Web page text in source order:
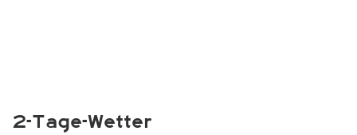
2-Tage-Wetter